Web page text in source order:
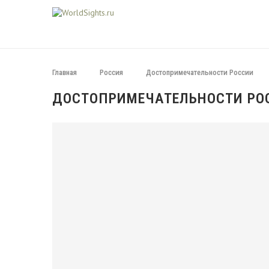
Главная Россия Достопримечательности России
ДОСТОПРИМЕЧАТЕЛЬНОСТИ